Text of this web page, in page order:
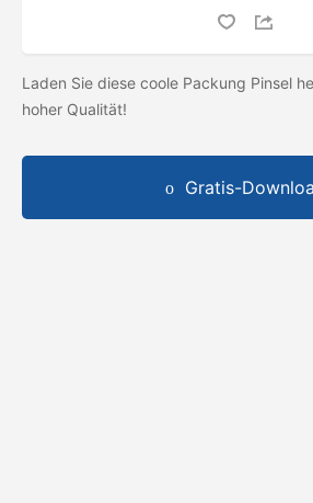
Laden Sie diese coole Packung Pinsel
hoher Qualität!
Gratis-